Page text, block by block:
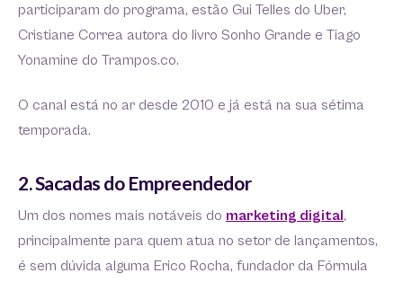
participaram do programa, estão Gui Telles do Uber,
Cristiane Correa autora do livro Sonho Grande e Tiago
Yonamine do Trampos.co.
O canal está no ar desde 2010 e já está na sua sétima
temporada.
2. Sacadas do Empreendedor
Um dos nomes mais notáveis do marketing digital,
principalmente para quem atua no setor de lançamentos,
é sem dúvida alguma Erico Rocha, fundador da Fórmula